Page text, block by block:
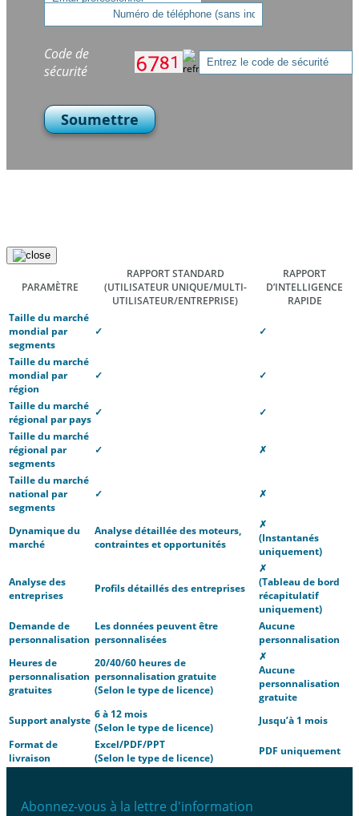
Code de
sécurité
Soumettre
PARAMÈTRE
RAPPORT STANDARD
(UTILISATEUR UNIQUE/MULTI-
UTILISATEUR/ENTREPRISE)
RAPPORT
D’INTELLIGENCE
RAPIDE
Taille du marché
mondial par
segments
✓ ✓
Taille du marché
mondial par
région
✓ ✓
Taille du marché
régional par pays
✓
✓
Taille du marché
régional par
segments
✓ ✗
Taille du marché
national par
segments
✓ ✗
Dynamique du
marché
Analyse détaillée des moteurs,
contraintes et opportunités
✗
(Instantanés
uniquement)
Analyse des
entreprises
Profils détaillés des entreprises
✗
(Tableau de bord
récapitulatif
uniquement)
Demande de
personnalisation
Les données peuvent être
personnalisées
Aucune
personnalisation
Heures de
personnalisation
gratuites
20/40/60 heures de
personnalisation gratuite
(Selon le type de licence)
✗
Aucune
personnalisation
gratuite
Support analyste 6 à 12 mois
(Selon le type de licence)
Jusqu’à 1 mois
Format de
livraison
Excel/PDF/PPT
(Selon le type de licence)
PDF uniquement
Abonnez-vous à la lettre d'information